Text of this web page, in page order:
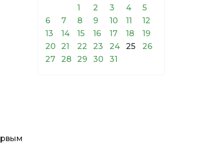
1
2 3 4
5
6
7 8 9 10 11
12
13
14 15 16 17 18
19
20
21 22 23 24 25
26
27
28 29 30 31